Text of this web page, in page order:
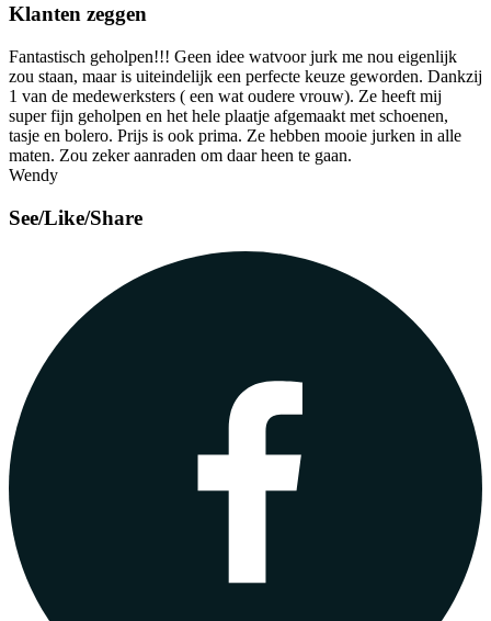
Klanten zeggen
Fantastisch geholpen!!! Geen idee watvoor jurk me nou eigenlijk
zou staan, maar is uiteindelijk een perfecte keuze geworden. Dankzij
1 van de medewerksters ( een wat oudere vrouw). Ze heeft mij
super fijn geholpen en het hele plaatje afgemaakt met schoenen,
tasje en bolero. Prijs is ook prima. Ze hebben mooie jurken in alle
maten. Zou zeker aanraden om daar heen te gaan.
Wendy
See/Like/Share